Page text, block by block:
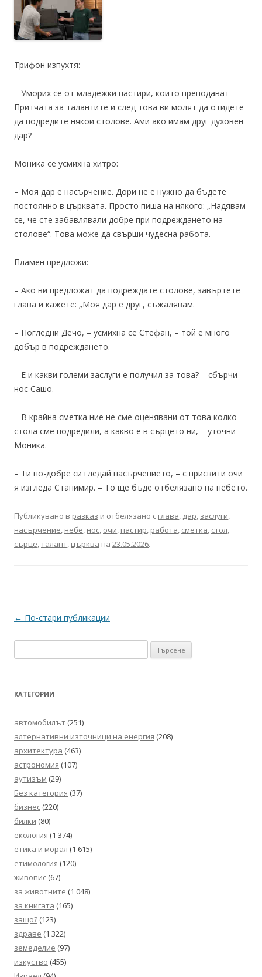
Трифон изпухтя:
– Уморих се от младежки пастири, които преподават
Притчата за талантите и след това ви молят да отидете
да подредите някои столове. Ами ако имам друг духовен
дар?
Моника се усмихна хитро:
– Моя дар е насърчение. Дори не е нужно да бъдете
постоянно в църквата. Просто пиша на някого: „Надявам
се, че сте забавлявали добре при подреждането на
столове“. Това може да свърши чудесна работа.
Пламен предложи:
– Ако ви предложат да подреждате столове, завъртете
глава и кажете: „Моя дар е друг, съжалявам.
– Погледни Дечо, – усмихна се Стефан, – той е много
добър в подреждането.
– Е и какви големи заслуги е получил за това? – сбърчи
нос Сашо.
– В крайна сметка ние не сме оценявани от това колко
стола сме подредили, а какво е в сърцето ни, – уточни
Моника.
– Ти по-добре си гледай насърчението, – с присвити очи
я изгледа Станимир. – То ще бъде отбелязано на небето.
Публикувано в разказ и отбелязано с глава, дар, заслуги,
насърчение, небе, нос, очи, пастир, работа, сметка, стол,
сърце,талант, църква на 23.05.2026.
Навигация
← По-стари публикации
за:
КАТЕГОРИИ
автомобилът (251)
алтернативни източници на енергия (208)
архитектура (463)
астрономия (107)
аутизъм (29)
Без категория (37)
бизнес (220)
билки (80)
екология (1 374)
етика и морал (1 615)
етимология (120)
живопис (67)
за животните (1 048)
за книгата (165)
защо? (123)
здраве (1 322)
земеделие (97)
изкуство (455)